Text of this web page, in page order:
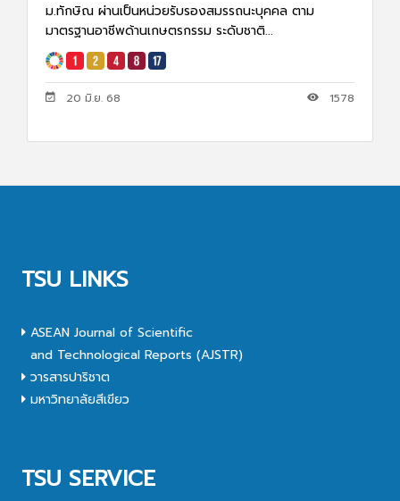
ม.ทักษิณ ผ่านเป็นหน่วยรับรองสมรรถนะบุคคล ตาม
มาตรฐานอาชีพด้านเกษตรกรรม ระดับชาติ...
20 มิ.ย. 68 1578
TSU LINKS
ASEAN Journal of Scientific
and Technological Reports (AJSTR)
วารสารปาริชาต
มหาวิทยาลัยสีเขียว
TSU SERVICE